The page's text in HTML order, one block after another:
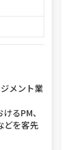
メント業
るPM、
どを客先